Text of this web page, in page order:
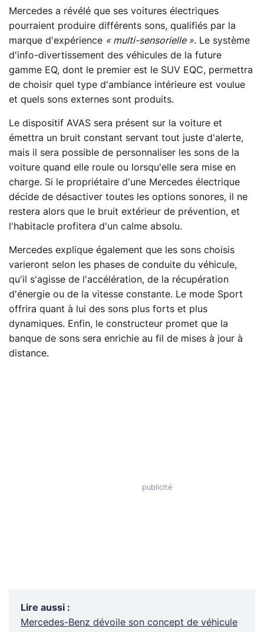
Mercedes a révélé que ses voitures électriques
pourraient produire différents sons, qualifiés par la
marque d'expérience « multi-sensorielle ». Le système
d'info-divertissement des véhicules de la future
gamme EQ, dont le premier est le SUV EQC, permettra
de choisir quel type d'ambiance intérieure est voulue
et quels sons externes sont produits.
Le dispositif AVAS sera présent sur la voiture et
émettra un bruit constant servant tout juste d'alerte,
mais il sera possible de personnaliser les sons de la
voiture quand elle roule ou lorsqu'elle sera mise en
charge. Si le propriétaire d'une Mercedes électrique
décide de désactiver toutes les options sonores, il ne
restera alors que le bruit extérieur de prévention, et
l'habitacle profitera d'un calme absolu.
Mercedes explique également que les sons choisis
varieront selon les phases de conduite du véhicule,
qu'il s'agisse de l'accélération, de la récupération
d'énergie ou de la vitesse constante. Le mode Sport
offrira quant à lui des sons plus forts et plus
dynamiques. Enfin, le constructeur promet que la
banque de sons sera enrichie au fil de mises à jour à
distance.
Lire aussi :
Mercedes-Benz dévoile son concept de véhicule